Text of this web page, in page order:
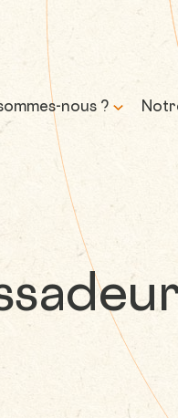
nous ?
histoire
mission et